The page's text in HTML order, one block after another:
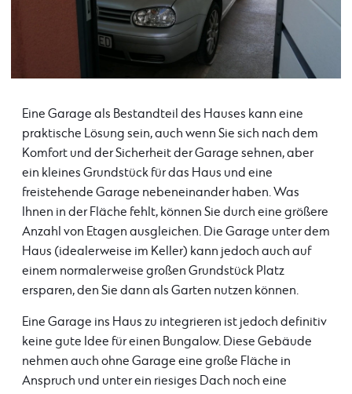
Eine Garage als Bestandteil des Hauses kann eine
praktische Lösung sein, auch wenn Sie sich nach dem
Komfort und der Sicherheit der Garage sehnen, aber
ein kleines Grundstück für das Haus und eine
freistehende Garage nebeneinander haben. Was
Ihnen in der Fläche fehlt, können Sie durch eine größere
Anzahl von Etagen ausgleichen. Die Garage unter dem
Haus (idealerweise im Keller) kann jedoch auch auf
einem normalerweise großen Grundstück Platz
ersparen, den Sie dann als Garten nutzen können.
Eine Garage ins Haus zu integrieren ist jedoch definitiv
keine gute Idee für einen Bungalow. Diese Gebäude
nehmen auch ohne Garage eine große Fläche in
Anspruch und unter ein riesiges Dach noch eine